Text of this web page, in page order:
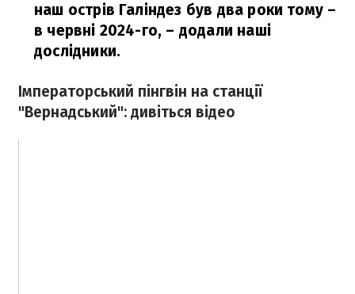
наш острів Галіндез був два роки тому –
в червні 2024-го, – додали наші
дослідники.
Імператорський пінгвін на станції
"Вернадський": дивіться відео